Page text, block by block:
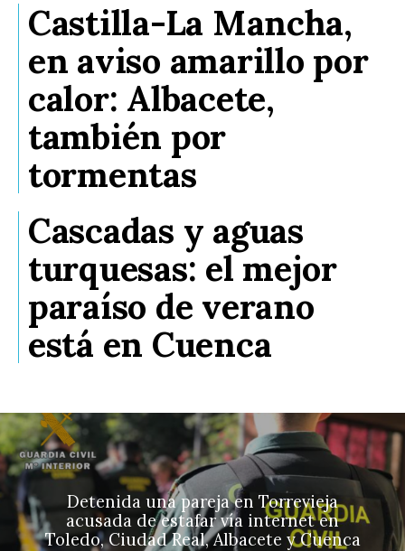
Castilla-La Mancha,
en aviso amarillo por
calor: Albacete,
también por
tormentas
Cascadas y aguas
turquesas: el mejor
paraíso de verano
está en Cuenca
Detenida una pareja en Torrevieja
acusada de estafar vía internet en
Toledo, Ciudad Real, Albacete y Cuenca